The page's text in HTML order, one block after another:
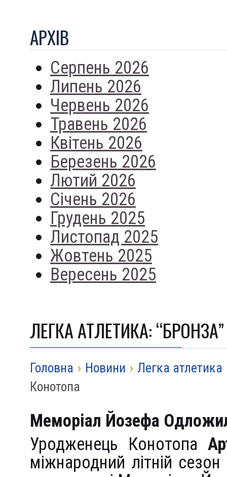
АРХIВ
Серпень 2026
Липень 2026
Червень 2026
Травень 2026
Квітень 2026
Березень 2026
Лютий 2026
Січень 2026
Грудень 2025
Листопад 2025
Жовтень 2025
Вересень 2025
ЛЕГКА АТЛЕТИКА:
Головна › Новини › Легка атлетика
Конотопа
Меморіал Йозефа
Уродженець Конотопа
міжнародний літній